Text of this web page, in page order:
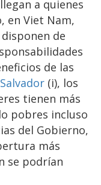
a quienes
en Viet Nam,
de
de las
(i), los
tienen más
pobres incluso
del Gobierno,
más
se podrían